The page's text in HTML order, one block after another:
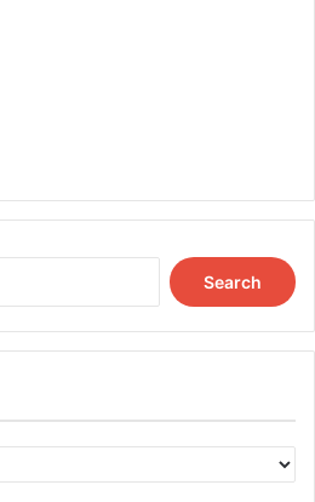
Search
for: